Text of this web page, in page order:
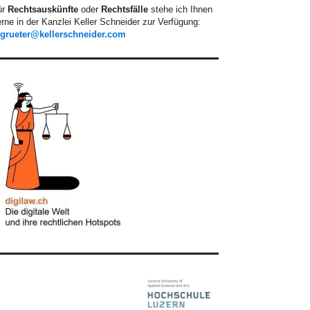
Rechtsauskünfte oder Rechtsfälle stehe ich Ihnen
in der Kanzlei Keller Schneider zur Verfügung: